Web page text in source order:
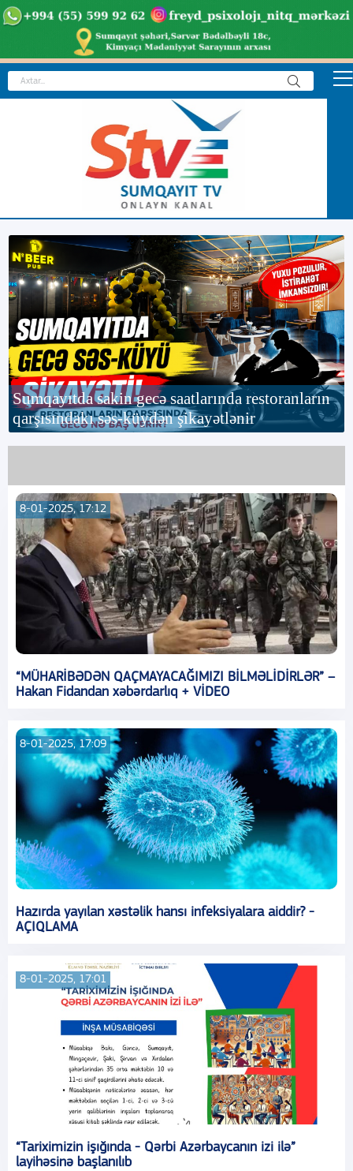
Sumqayıtda sakin gecə saatlarında restoranların
qarşısındakı səs-küydən şikayətlənir
8-01-2025, 17:12
“MÜHARİBƏDƏN QAÇMAYACAĞIMIZI BİLMƏLİDİRLƏR” –
Hakan Fidandan xəbərdarlıq + VİDEO
8-01-2025, 17:09
Hazırda yayılan xəstəlik hansı infeksiyalara aiddir? -
AÇIQLAMA
8-01-2025, 17:01
“Tariximizin işığında - Qərbi Azərbaycanın izi ilə”
layihəsinə başlanılıb